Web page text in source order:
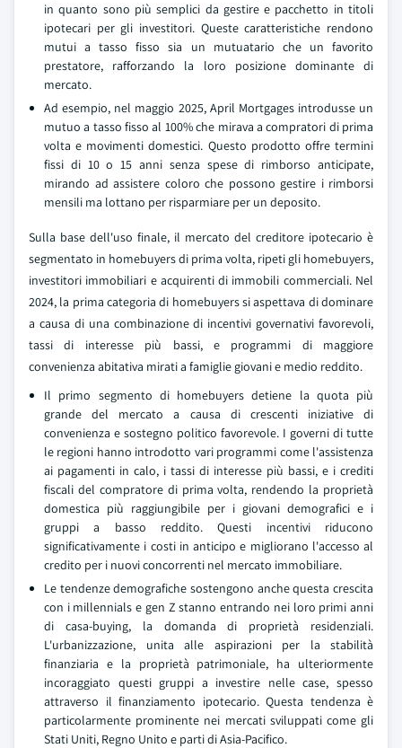
in quanto sono più semplici da gestire e pacchetto in titoli
ipotecari per gli investitori. Queste caratteristiche rendono
mutui a tasso fisso sia un mutuatario che un favorito
prestatore, rafforzando la loro posizione dominante di
mercato.
Ad esempio, nel maggio 2025, April Mortgages introdusse un
mutuo a tasso fisso al 100% che mirava a compratori di prima
volta e movimenti domestici. Questo prodotto offre termini
fissi di 10 o 15 anni senza spese di rimborso anticipate,
mirando ad assistere coloro che possono gestire i rimborsi
mensili ma lottano per risparmiare per un deposito.
Sulla base dell'uso finale, il mercato del creditore ipotecario è
segmentato in homebuyers di prima volta, ripeti gli homebuyers,
investitori immobiliari e acquirenti di immobili commerciali. Nel
2024, la prima categoria di homebuyers si aspettava di dominare
a causa di una combinazione di incentivi governativi favorevoli,
tassi di interesse più bassi, e programmi di maggiore
convenienza abitativa mirati a famiglie giovani e medio reddito.
Il primo segmento di homebuyers detiene la quota più
grande del mercato a causa di crescenti iniziative di
convenienza e sostegno politico favorevole. I governi di tutte
le regioni hanno introdotto vari programmi come l'assistenza
ai pagamenti in calo, i tassi di interesse più bassi, e i crediti
fiscali del compratore di prima volta, rendendo la proprietà
domestica più raggiungibile per i giovani demografici e i
gruppi a basso reddito. Questi incentivi riducono
significativamente i costi in anticipo e migliorano l'accesso al
credito per i nuovi concorrenti nel mercato immobiliare.
Le tendenze demografiche sostengono anche questa crescita
con i millennials e gen Z stanno entrando nei loro primi anni
di casa-buying, la domanda di proprietà residenziali.
L'urbanizzazione, unita alle aspirazioni per la stabilità
finanziaria e la proprietà patrimoniale, ha ulteriormente
incoraggiato questi gruppi a investire nelle case, spesso
attraverso il finanziamento ipotecario. Questa tendenza è
particolarmente prominente nei mercati sviluppati come gli
Stati Uniti, Regno Unito e parti di Asia-Pacifico.